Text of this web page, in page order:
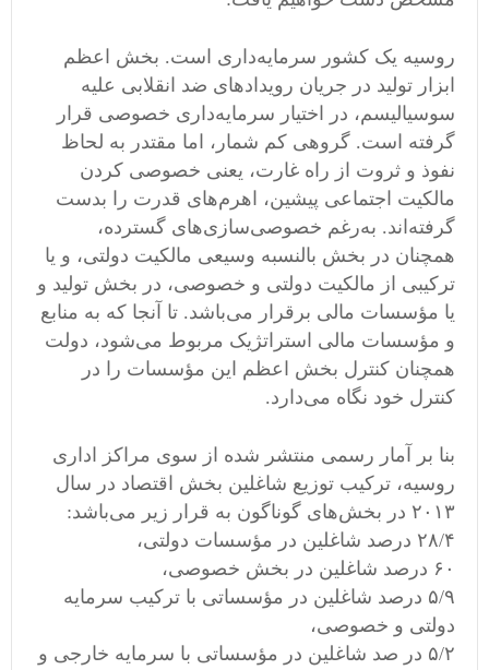
روسیه یک کشور سرمایه‌داری است. بخش اعظم
ابزار تولید در جریان رویدادهای ضد انقلابی علیه
سوسیالیسم، در اختیار سرمایه‌داری خصوصی قرار
گرفته است. گروهی کم‌ شمار، اما مقتدر به لحاظ
نفوذ و ثروت از راه غارت، یعنی خصوصی کردن
مالکیت اجتماعی پیشین، اهرم‌های قدرت را بدست
گرفته‌اند. به‌رغم خصوصی‌سازی‌های گسترده،
همچنان در بخش بالنسبه وسیعی مالکیت دولتی، و یا
ترکیبی از مالکیت دولتی و خصوصی، در بخش تولید و
یا مؤسسات مالی برقرار می‌باشد. تا آنجا که به منابع
و مؤسسات مالی استراتژیک مربوط می‌شود، دولت
همچنان کنترل بخش اعظم این مؤسسات را در
کنترل خود نگاه می‌دارد.
بنا بر آمار رسمی‌ منتشر شده از سوی مراکز اداری
روسیه، ترکیب توزیع شاغلین بخش اقتصاد در سال
۲۰۱۳ در بخش‌های گوناگون به قرار زیر می‌باشد:
۲۸/۴ درصد شاغلین در مؤسسات دولتی،
۶۰ درصد شاغلین در بخش خصوصی،
۵/۹ درصد شاغلین در مؤسساتی با ترکیب سرمایه
دولتی و خصوصی،
۵/۲ در صد شاغلین در مؤسساتی با سرمایه خارجی و